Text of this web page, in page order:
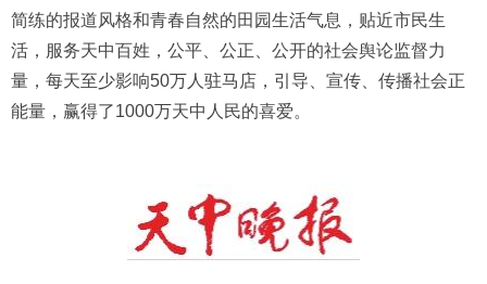
简练的报道风格和青春自然的田园生活气息，贴近市民生
活，服务天中百姓，公平、公正、公开的社会舆论监督力
量，每天至少影响50万人驻马店，引导、宣传、传播社会正
能量，赢得了1000万天中人民的喜爱。